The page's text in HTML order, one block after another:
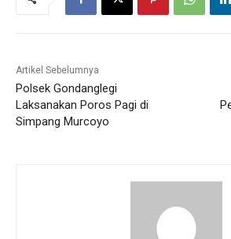
Artikel Sebelumnya
Polsek Gondanglegi
Laksanakan Poros Pagi di
Simpang Murcoyo